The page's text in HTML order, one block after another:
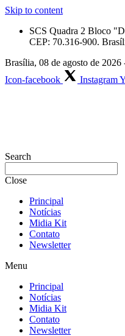
Skip to content
SCS Quadra 2 Bloco
CEP: 70.316-900.
Brasília, 08 de agosto de 2026
Icon-facebook
Instagram
Search
Close
Principal
Notícias
Midia Kit
Contato
Newsletter
Menu
Principal
Notícias
Midia Kit
Contato
Newsletter